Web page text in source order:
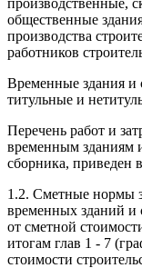
общественные
производства
работников
Временные здания и
титульные и
Перечень работ и
временным зданиям
сборника, приведен в
1.2. Сметные нормы
временных зданий и
от сметной
итогам глав 1 - 7
стоимости